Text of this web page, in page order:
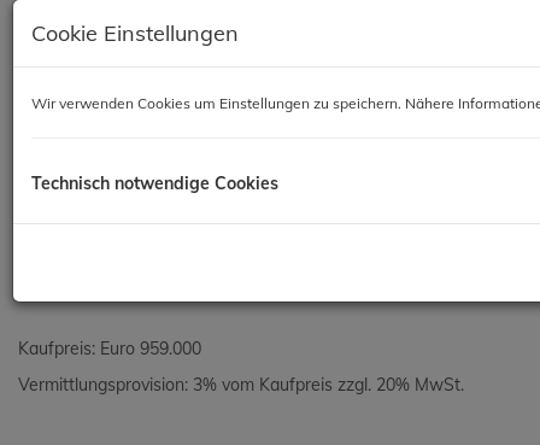
Ob Arbeiten, Shoppen, Kultur oder Sport –
an diesem Standort lässt sich alles mühelos miteinander vereinen.
Rund 120 m² Wohnfläche
Zwei Badezimmer
Kaufpreis: Euro 959.000
Vermittlungsprovision: 3% vom Kaufpreis zzgl. 20% MwSt.
Cookie Einstellungen
Wir verwenden Cookies um Einstellungen zu speichern. Nähere
Technisch notwendige Cookies